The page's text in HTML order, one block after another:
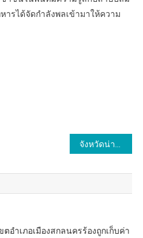
รได้จัดกำลังพลเข้ามาให้ความ
อำเภอเมืองสกลนครร้องถูกเก็บค่า